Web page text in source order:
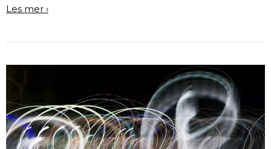
LED
er
Les mer ›